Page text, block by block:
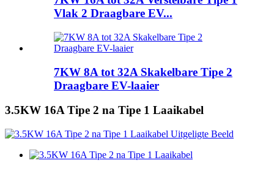
Vlak 2 Draagbare EV...
7KW 8A tot 32A Skakelbare Tipe 2
Draagbare EV-laaier
3.5KW 16A Tipe 2 na Tipe 1 Laaikabel